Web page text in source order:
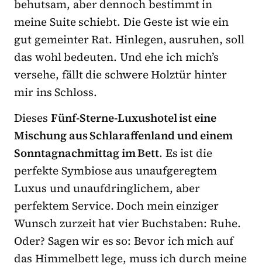
behutsam, aber dennoch bestimmt in
meine Suite schiebt. Die Geste ist wie ein
gut gemeinter Rat. Hinlegen, ausruhen, soll
das wohl bedeuten. Und ehe ich mich’s
versehe, fällt die schwere Holztür hinter
mir ins Schloss.
Dieses Fünf-Sterne-Luxushotel ist eine
Mischung aus Schlaraffenland und einem
Sonntagnachmittag im Bett. Es ist die
perfekte Symbiose aus unaufgeregtem
Luxus und unaufdringlichem, aber
perfektem Service. Doch mein einziger
Wunsch zurzeit hat vier Buchstaben: Ruhe.
Oder? Sagen wir es so: Bevor ich mich auf
das Himmelbett lege, muss ich durch meine